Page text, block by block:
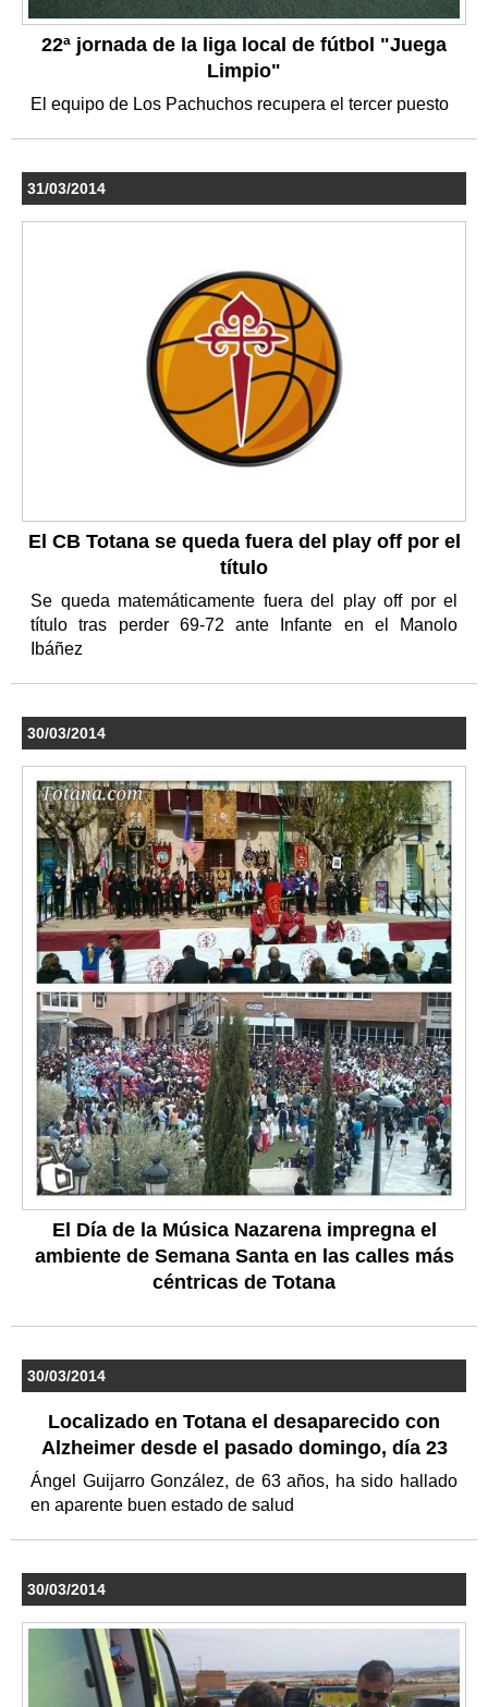
22ª jornada de la liga local de fútbol "Juega
Limpio"
El equipo de Los Pachuchos recupera el tercer puesto
31/03/2014
El CB Totana se queda fuera del play off por el
título
Se queda matemáticamente fuera del play off por el
título tras perder 69-72 ante Infante en el Manolo
Ibáñez
30/03/2014
El Día de la Música Nazarena impregna el
ambiente de Semana Santa en las calles más
céntricas de Totana
30/03/2014
Localizado en Totana el desaparecido con
Alzheimer desde el pasado domingo, día 23
Ángel Guijarro González, de 63 años, ha sido hallado
en aparente buen estado de salud
30/03/2014